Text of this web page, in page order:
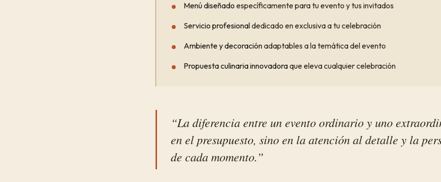
Menú diseñado específicamente para tu evento y tus invitados
Servicio profesionaldedicado en exclusiva a tu celebración
Ambiente y decoraciónadaptables a la temática del evento
Propuesta culinaria innovadoraque eleva cualquier celebración
“La diferencia entre un evento ordinario y uno
en el presupuesto, sino en la atención al detalle y la
de cada momento.”